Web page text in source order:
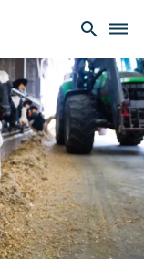
search dehaze